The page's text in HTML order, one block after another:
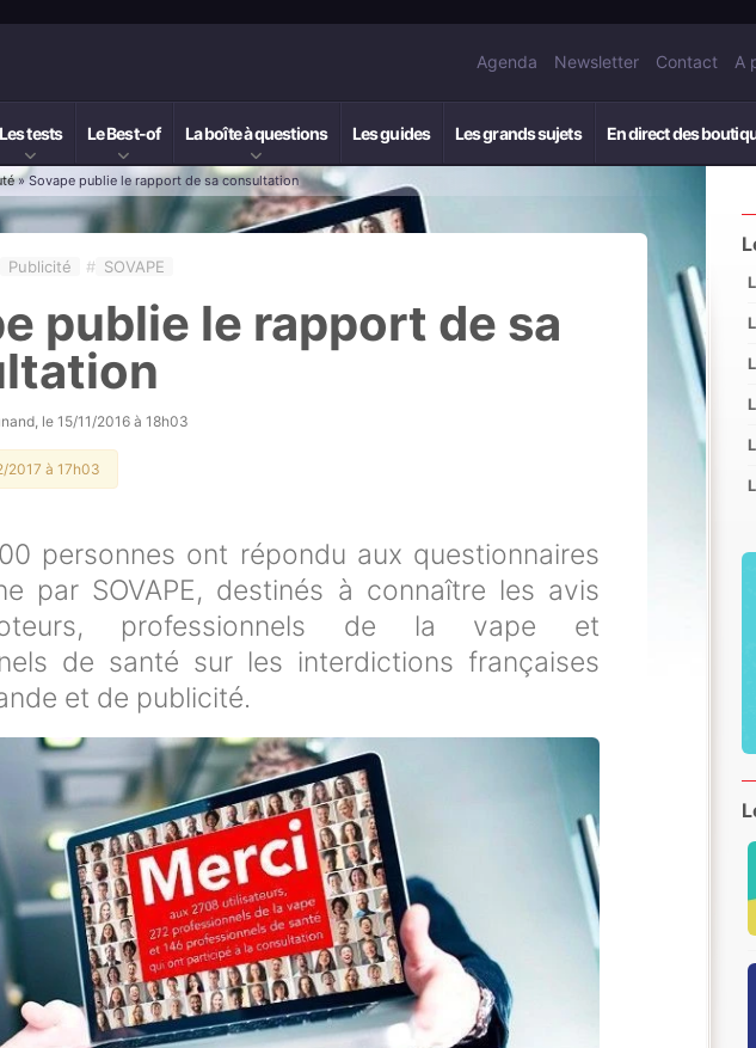
Agenda Newsletter Contact A
Les tests Le Best-of La boîte à questions Les guides Les grands sujets En direct des
» Sovape publie le rapport de sa consultation
Publicité # SOVAPE
publie le rapport de sa
, le 15/11/2016 à 18h03
2017 à 17h03
personnes ont répondu aux questionnaires
par SOVAPE, destinés à connaître les avis
professionnels de la vape et
de santé sur les interdictions françaises
et de publicité.